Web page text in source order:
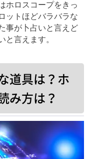
ホロスコープをきっ
ットほどバラバラな
事が卜占いと言えど
と言えます。
道具は？ホ
み方は？